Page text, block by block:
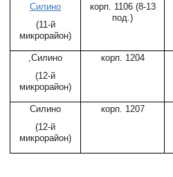
Силино
(11-й
микрорайон)
корп. 1106 (8-13
под.)
,Силино
(12-й
микрорайон)
корп. 1204
Силино
(12-й
микрорайон)
корп. 1207